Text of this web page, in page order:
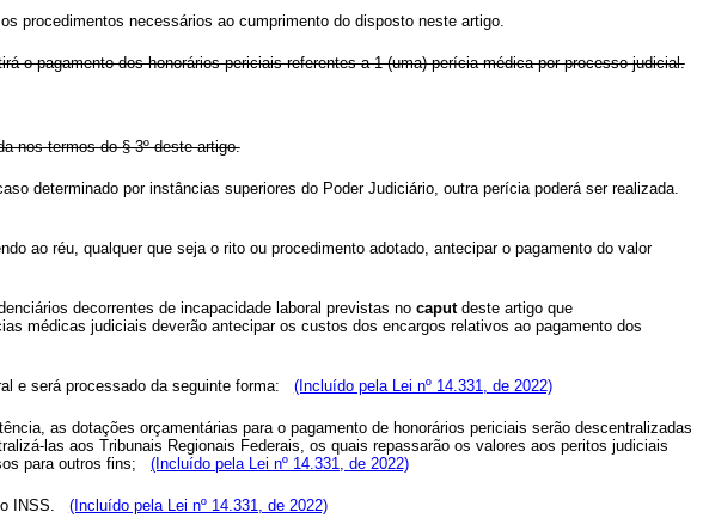
procedimentos necessários ao cumprimento do disposto neste artigo.
o pagamento dos honorários periciais referentes a 1 (uma) perícia médica por processo judicial.
nos termos do § 3º deste artigo.
determinado por instâncias superiores do Poder Judiciário, outra perícia poderá ser realizada.
ao réu, qualquer que seja o rito ou procedimento adotado, antecipar o pagamento do valor
decorrentes de incapacidade laboral previstas no caputdeste artigo que
médicas judiciais deverão antecipar os custos dos encargos relativos ao pagamento dos
e será processado da seguinte forma: (Incluído pela Lei nº 14.331, de 2022)
as dotações orçamentárias para o pagamento de honorários periciais serão descentralizadas
las aos Tribunais Regionais Federais, os quais repassarão os valores aos peritos judiciais
para outros fins;
(Incluído pela Lei nº 14.331, de 2022)
INSS. (Incluído pela Lei nº 14.331, de 2022)